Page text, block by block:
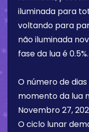
iluminada para
voltando para
não iluminada
fase da lua é0.5%.
O número de
momento da lua
Novembro 27,
O ciclo lunar